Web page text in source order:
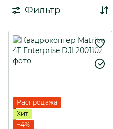
Фильтр
Распродажа
Хит
−4%